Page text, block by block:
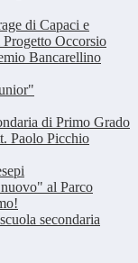
di Capaci e
Occorsio
Bancarellino
di Primo Grado
Paolo Picchio
al Parco
secondaria